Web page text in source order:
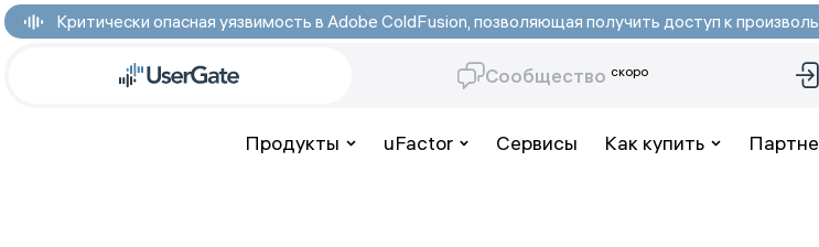
Критически опасная уязвимость в Adobe ColdFusion, позволяющая получить доступ к
Сообщество скоро
Продукты uFactor Сервисы Как купить